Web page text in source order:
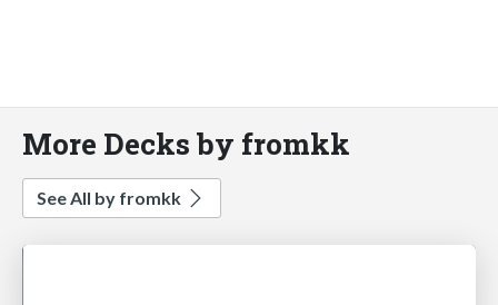
More Decks by fromkk
See All by fromkk